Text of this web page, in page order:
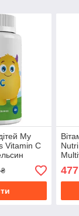
My
Vitamin C
477